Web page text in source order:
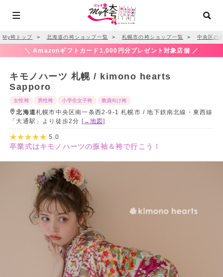
My袴トップ ＞ 北海道の袴ショップ一覧 ＞ 札幌市の袴ショップ一覧 ＞ 中央区の
＼ Amazonギフトカード1,000円分プレゼント対象店舗 ／
キモノハーツ 札幌 / kimono hearts
Sapporo
女性袴 男性袴 小学生女子袴 教員向け袴
北海道札幌市中央区南一条西2-9-1 札幌市 / 地下鉄南北線・東西線
「大通駅」より徒歩2分 [→地図]
5.0
卒業式はキモノハーツの振袖＆袴で行こう！